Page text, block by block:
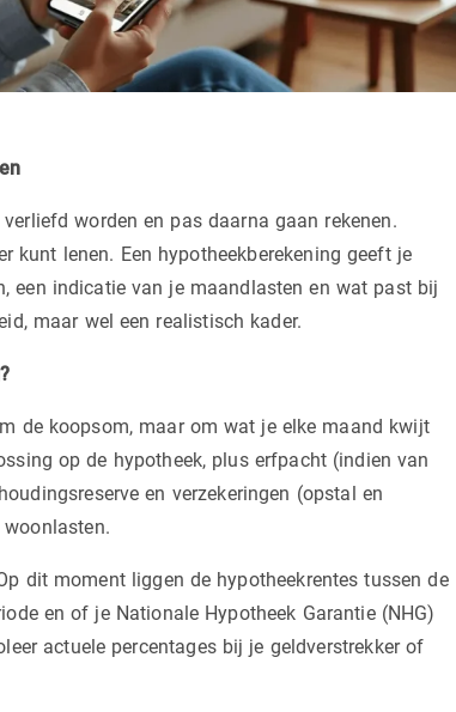
worden en pas daarna gaan rekenen.
kunt lenen. Een hypotheekberekening geeft je
een indicatie van je maandlasten en wat past bij
maar wel een realistisch kader.
de koopsom, maar om wat je elke maand kwijt
op de hypotheek, plus erfpacht (indien van
en verzekeringen (opstal en
dit moment liggen de hypotheekrentes tussen de
en of je Nationale Hypotheek Garantie (NHG)
actuele percentages bij je geldverstrekker of